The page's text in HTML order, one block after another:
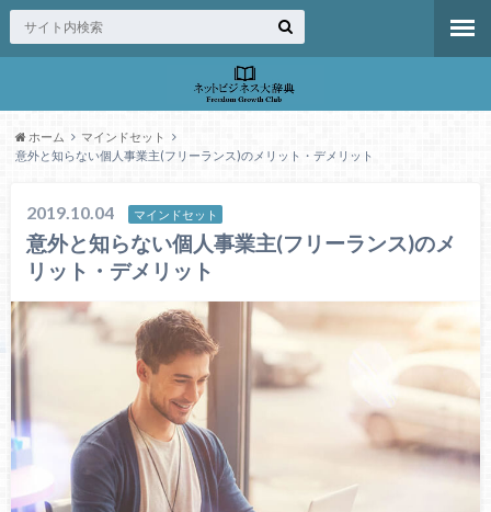
ホーム
マインドセット
意外と知らない個人事業主(フリーランス)のメリット・デメリット
2019.10.04 マインドセット
意外と知らない個人事業主(フリーランス)のメ
リット・デメリット